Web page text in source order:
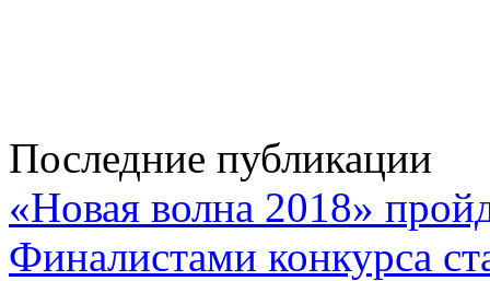
Последние публикации
«Новая волна 2018»
Финалистами конкурса